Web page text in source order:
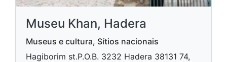
Museu Khan, Hadera
Museus e cultura, Sítios nacionais
Hagiborim st.P.O.B. 3232 Hadera​ 38131 74,